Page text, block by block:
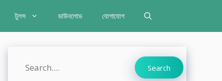
টুলস ডাউনলোড যোগাযোগ
Search Search